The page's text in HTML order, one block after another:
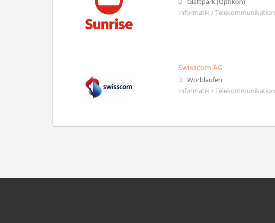
Informatik / Telekommunikation
Swisscom AG
Worblaufen
Informatik / Telekommunikation